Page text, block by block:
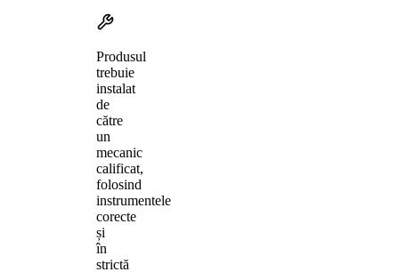
Produsul
trebuie
instalat
de
către
un
mecanic
calificat,
folosind
instrumentele
corecte
și
în
strictă